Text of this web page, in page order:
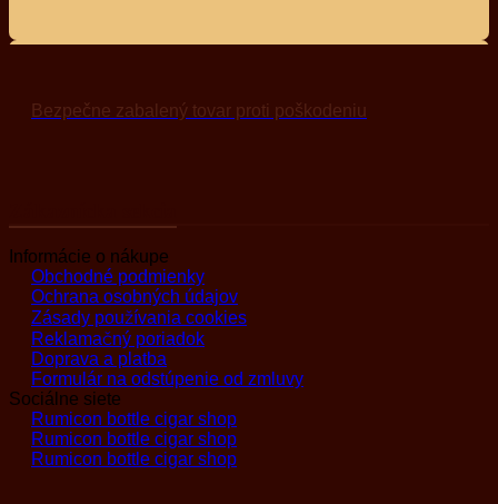
Bezpečne zabalený tovar proti poškodeniu
Informácie o nákupe
Obchodné podmienky
Ochrana osobných údajov
Zásady používania cookies
Reklamačný poriadok
Doprava a platba
Formulár na odstúpenie od zmluvy
Sociálne siete
Rumicon bottle cigar shop
Rumicon bottle cigar shop
Rumicon bottle cigar shop